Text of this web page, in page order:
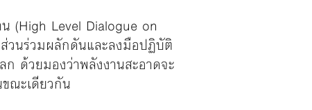
(High Level Dialogue on
ส่วนร่วมผลักดันและลงมือปฏิบัติ
ด้วยมองว่าพลังงานสะอาดจะ
ณะเดียวกัน